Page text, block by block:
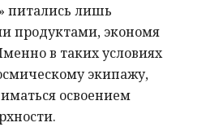
питались лишь
продуктами, экономя
в таких условиях
экипажу,
освоением